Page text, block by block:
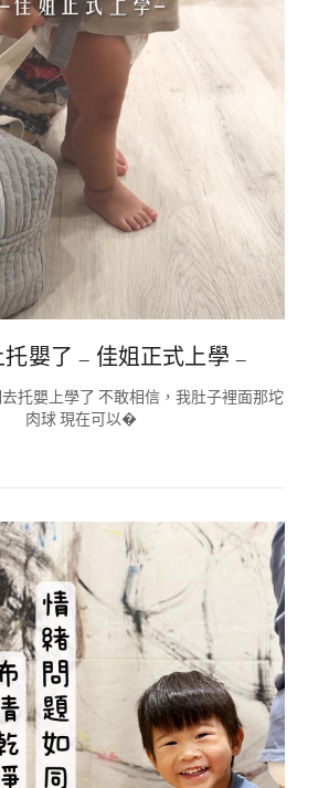
嬰了 – 佳姐正式上學 –
托嬰上學了 不敢相信，我肚子裡面那坨
肉球 現在可以�